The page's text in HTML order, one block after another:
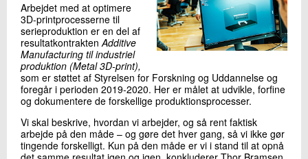
Arbejdet med at optimere
3D-printprocesserne til
serieproduktion er en del af
resultatkontraktenAdditive
Manufacturing til industriel
produktion (Metal 3D-print),
som er støttet af Styrelsen for Forskning og Uddannelse og
foregår i perioden 2019-2020. Her er målet at udvikle, forfine
og dokumentere de forskellige produktionsprocesser.
Vi skal beskrive, hvordan vi arbejder, og så rent faktisk
arbejde på den måde – og gøre det hver gang, så vi ikke gør
tingende forskelligt. Kun på den måde er vi i stand til at opnå